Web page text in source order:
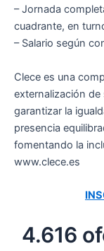
– Jornada
cuadrante, en
– Salario según
Clece es una
externalización
garantizar la
presencia
fomentando la
www.clece.es
4.616